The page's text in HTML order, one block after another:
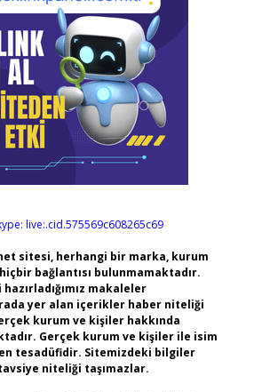
live:.cid.575569c608265c69
sitesi, herhangi bir marka, kurum
bağlantısı bulunmamaktadır.
makaleler
yer alan içerikler haber niteliği
kurum ve kişiler hakkında
Gerçek kurum ve kişiler ile isim
tesadüfidir. Sitemizdeki bilgiler
niteliği taşımazlar.